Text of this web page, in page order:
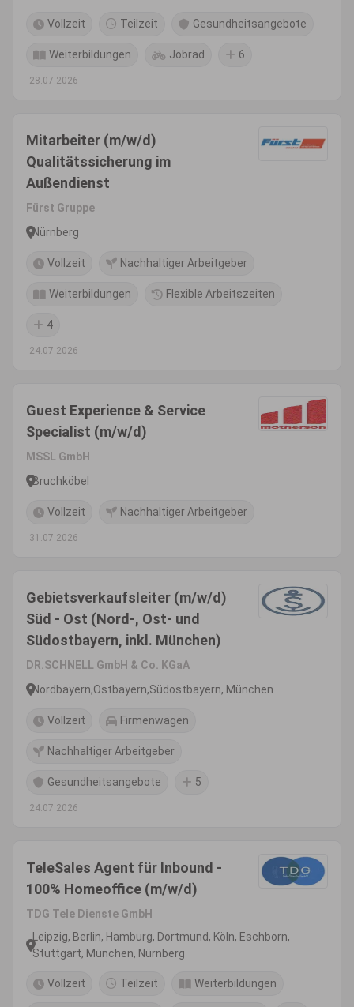
Vollzeit Teilzeit Gesundheitsangebote
Weiterbildungen Jobrad 6
28.07.2026
Mitarbeiter (m/w/d)
Qualitätssicherung im
Außendienst
Fürst Gruppe
Nürnberg
Vollzeit Nachhaltiger Arbeitgeber
Weiterbildungen Flexible Arbeitszeiten
4
24.07.2026
Guest Experience & Service
Specialist (m/w/d)
MSSL GmbH
Bruchköbel
Vollzeit Nachhaltiger Arbeitgeber
31.07.2026
Gebietsverkaufsleiter (m/w/d)
Süd - Ost (Nord-, Ost- und
Südostbayern, inkl. München)
DR.SCHNELL GmbH & Co. KGaA
Nordbayern,Ostbayern,Südostbayern, München
Vollzeit Firmenwagen
Nachhaltiger Arbeitgeber
Gesundheitsangebote 5
24.07.2026
TeleSales Agent für Inbound -
100% Homeoffice (m/w/d)
TDG Tele Dienste GmbH
Leipzig, Berlin, Hamburg, Dortmund, Köln, Eschborn,
Stuttgart, München, Nürnberg
Vollzeit Teilzeit Weiterbildungen